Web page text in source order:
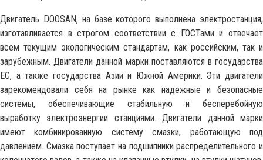
Двигатель DOOSAN, на базе которого выполнена электростанция,
изготавливается в строгом соответствии с ГОСТами и отвечает
всем текущим экологическим стандартам, как российским, так и
зарубежным. Двигатели данной марки поставляются в государства
ЕС, а также государства Азии и Южной Америки. Эти двигатели
зарекомендовали себя на рынке как надежные и безопасные
системы, обеспечивающие стабильную и бесперебойную
выработку электроэнергии станциями. Двигатели данной марки
имеют комбинированную систему смазки, работающую под
давлением. Смазка поступает на подшипники распределительного и